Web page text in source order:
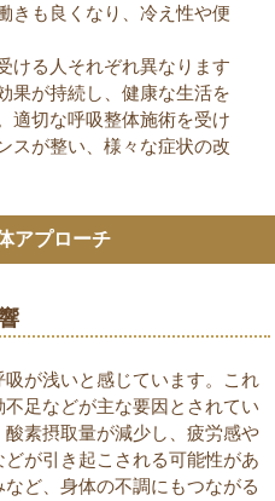
きも良くなり、冷え性や便
ける人それぞれ異なります
果が持続し、健康な生活を
適切な呼吸整体施術を受け
スが整い、様々な症状の改
アプローチ
が浅いと感じています。これ
足などが主な要因とされてい
素摂取量が減少し、疲労感や
が引き起こされる可能性があ
ど、身体の不調にもつながる